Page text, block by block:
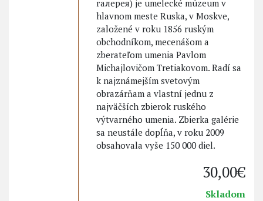
галерея) je umelecké múzeum v
hlavnom meste Ruska, v Moskve,
založené v roku 1856 ruským
obchodníkom, mecenášom a
zberateľom umenia Pavlom
Michajlovičom Tretiakovom. Radí sa
k najznámejším svetovým
obrazárňam a vlastní jednu z
najväčších zbierok ruského
výtvarného umenia. Zbierka galérie
sa neustále dopĺňa, v roku 2009
obsahovala vyše 150 000 diel.
30,00€
Skladom